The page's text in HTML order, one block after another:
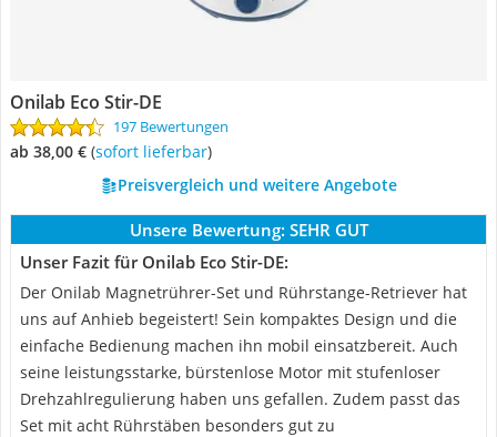
Onilab ‎Eco Stir-DE
197 Bewertungen
ab 38,00 € ( Sofort lieferbar)
Preisvergleich und weitere Angebote
Unsere Bewertung: SEHR GUT
Unser Fazit für Onilab ‎Eco Stir-DE:
Der Onilab Magnetrührer-Set und Rührstange-Retriever hat
uns auf Anhieb begeistert! Sein kompaktes Design und die
einfache Bedienung machen ihn mobil einsatzbereit. Auch
seine leistungsstarke, bürstenlose Motor mit stufenloser
Drehzahlregulierung haben uns gefallen. Zudem passt das
Set mit acht Rührstäben besonders gut zu